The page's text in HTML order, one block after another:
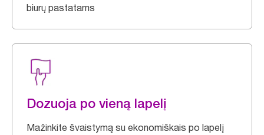
biurų pastatams
Dozuoja po vieną lapelį
Mažinkite švaistymą su ekonomiškais po lapelį